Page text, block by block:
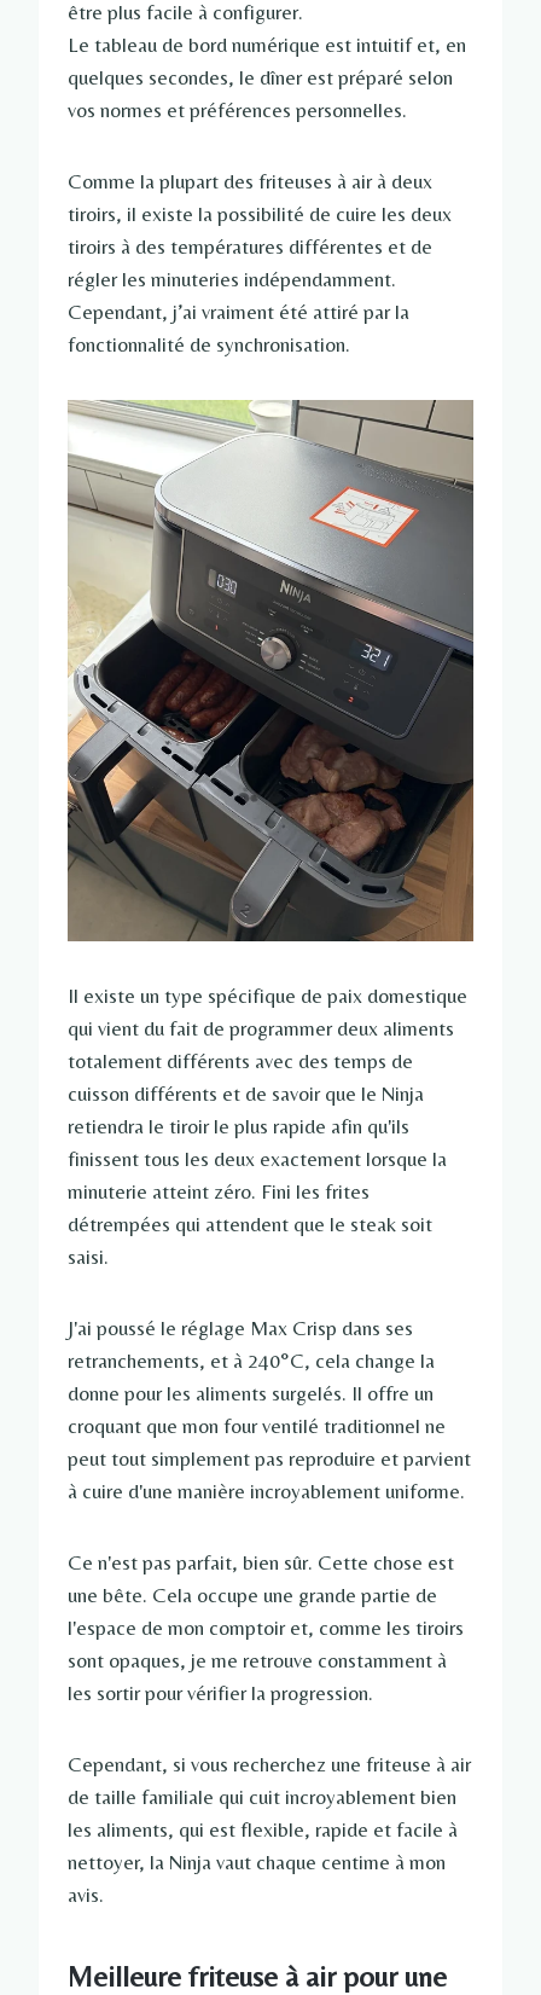
être plus facile à configurer.
Le tableau de bord numérique est intuitif et, en
quelques secondes, le dîner est préparé selon
vos normes et préférences personnelles.
Comme la plupart des friteuses à air à deux
tiroirs, il existe la possibilité de cuire les deux
tiroirs à des températures différentes et de
régler les minuteries indépendamment.
Cependant, j’ai vraiment été attiré par la
fonctionnalité de synchronisation.
Il existe un type spécifique de paix domestique
qui vient du fait de programmer deux aliments
totalement différents avec des temps de
cuisson différents et de savoir que le Ninja
retiendra le tiroir le plus rapide afin qu'ils
finissent tous les deux exactement lorsque la
minuterie atteint zéro. Fini les frites
détrempées qui attendent que le steak soit
saisi.
J'ai poussé le réglage Max Crisp dans ses
retranchements, et à 240°C, cela change la
donne pour les aliments surgelés. Il offre un
croquant que mon four ventilé traditionnel ne
peut tout simplement pas reproduire et parvient
à cuire d'une manière incroyablement uniforme.
Ce n'est pas parfait, bien sûr. Cette chose est
une bête. Cela occupe une grande partie de
l'espace de mon comptoir et, comme les tiroirs
sont opaques, je me retrouve constamment à
les sortir pour vérifier la progression.
Cependant, si vous recherchez une friteuse à air
de taille familiale qui cuit incroyablement bien
les aliments, qui est flexible, rapide et facile à
nettoyer, la Ninja vaut chaque centime à mon
avis.
Meilleure friteuse à air pour une